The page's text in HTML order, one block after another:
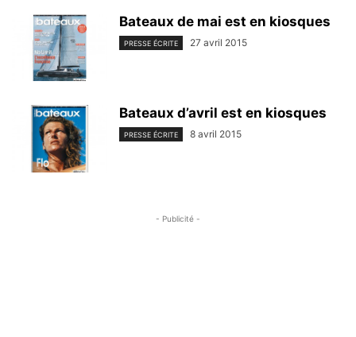
Bateaux de mai est en kiosques
PRESSE ÉCRITE 27 avril 2015
Bateaux d’avril est en kiosques
PRESSE ÉCRITE 8 avril 2015
- Publicité -